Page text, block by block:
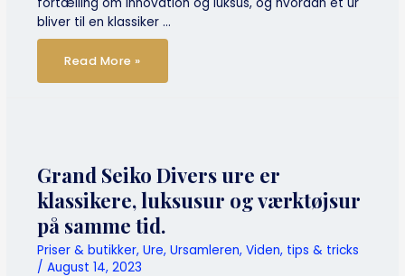
bliver til en klassiker …
Audemar
Piguet
Oak
Read More »
Grand Seiko Divers ure er
klassikere, luksusur og værktøjsur
på samme tid.
Priser & butikker,Ure,Ursamleren,Viden, tips & tricks
/August 14, 2023